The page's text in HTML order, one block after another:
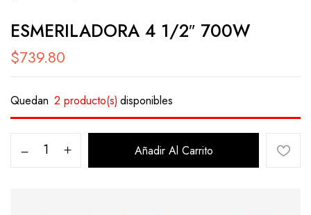
ESMERILADORA 4 1/2″ 700W
$739.80
Quedan 2 producto(s) disponibles
Añadir Al Carrito